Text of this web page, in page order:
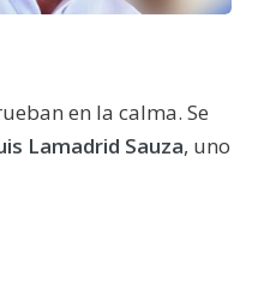
en la calma. Se
Lamadrid Sauza, uno